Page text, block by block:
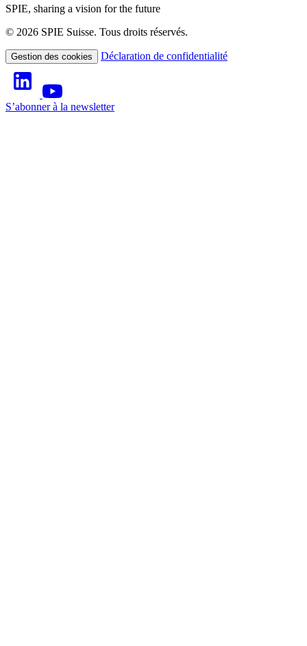
SPIE, sharing a vision for the future
© 2026 SPIE Suisse. Tous droits réservés.
Gestion des cookies Déclaration de confidentialité
S’abonner à la newsletter